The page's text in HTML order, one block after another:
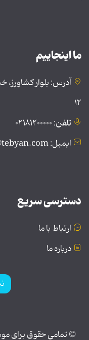
ما اینجاییم
آدرس: بلوار
۱۲
تلفن: ۰۲۱۸۱۲۰۰۰۰۰
ایمیل: public@tebyan.com
دسترسی سریع
ارتباط با ما
درباره ما
© تمامی حقوق برای